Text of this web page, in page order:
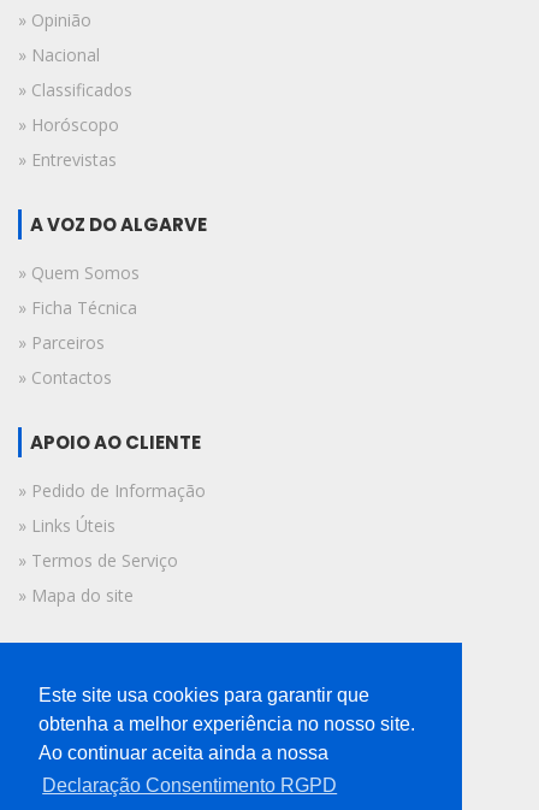
» Opinião
» Nacional
» Classificados
» Horóscopo
» Entrevistas
A VOZ DO ALGARVE
» Quem Somos
» Ficha Técnica
» Parceiros
» Contactos
APOIO AO CLIENTE
» Pedido de Informação
» Links Úteis
» Termos de Serviço
» Mapa do site
© 2019 A Voz do Algarve.
Todos os direitos reservados.
Este site usa cookies para garantir que
obtenha a melhor experiência no nosso site.
Ao continuar aceita ainda a nossa
Declaração Consentimento RGPD